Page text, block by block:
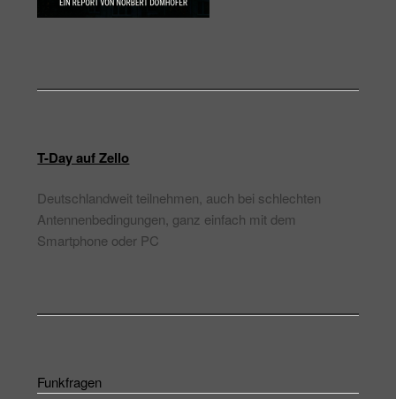
T-Day auf Zello
Deutschlandweit teilnehmen, auch bei schlechten
Antennenbedingungen, ganz einfach mit dem
Smartphone oder PC
Funkfragen